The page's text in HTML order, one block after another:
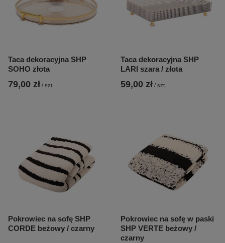
Taca dekoracyjna SHP
SOHO złota
79,00 zł / szt.
Taca dekoracyjna SHP
LARI szara / złota
59,00 zł / szt.
Pokrowiec na sofę SHP
CORDE beżowy / czarny
Pokrowiec na sofę w paski
SHP VERTE beżowy /
czarny